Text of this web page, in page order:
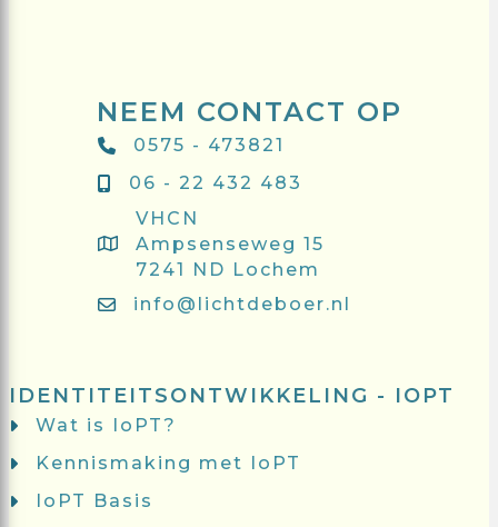
NEEM CONTACT OP
0575 - 473821
06 - 22 432 483
VHCN
Ampsenseweg 15
7241 ND Lochem
info@lichtdeboer.nl
IDENTITEITSONTWIKKELING - IOPT
Wat is IoPT?
Kennismaking met IoPT
IoPT Basis